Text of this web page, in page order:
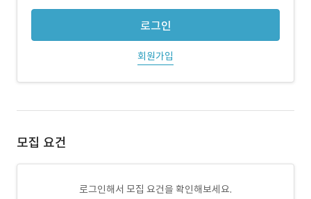
로그인
회원가입
모집 요건
로그인해서 모집 요건을 확인해보세요.